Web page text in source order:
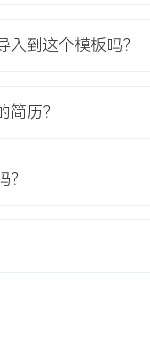
义边界(SDP)与控制代理
零信任控制器、网关及
将XXX个关键业务系统
权限访问策略，完成策
过程中的问题，保障业务
到这个模板吗？
历？